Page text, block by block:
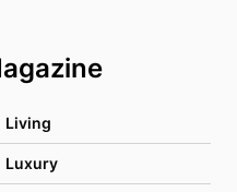
Living
Luxury